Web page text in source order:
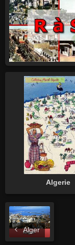
Algerie
Alger